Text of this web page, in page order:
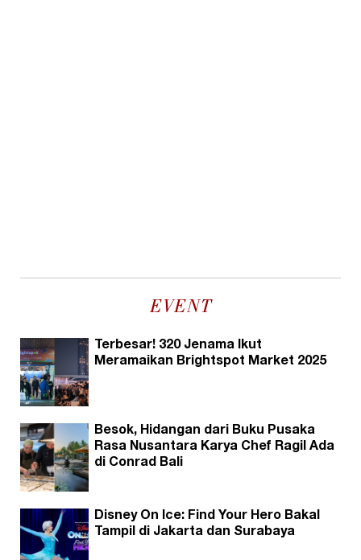
EVENT
Terbesar! 320 Jenama Ikut
Meramaikan Brightspot Market 2025
Besok, Hidangan dari Buku Pusaka
Rasa Nusantara Karya Chef Ragil Ada
di Conrad Bali
Disney On Ice: Find Your Hero Bakal
Tampil di Jakarta dan Surabaya